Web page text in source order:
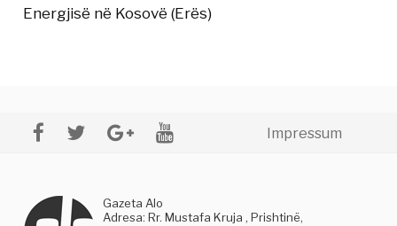
Energjisë në Kosovë (Erës)
Impressum
Gazeta Alo
Adresa: Rr. Mustafa Kruja , Prishtinë,